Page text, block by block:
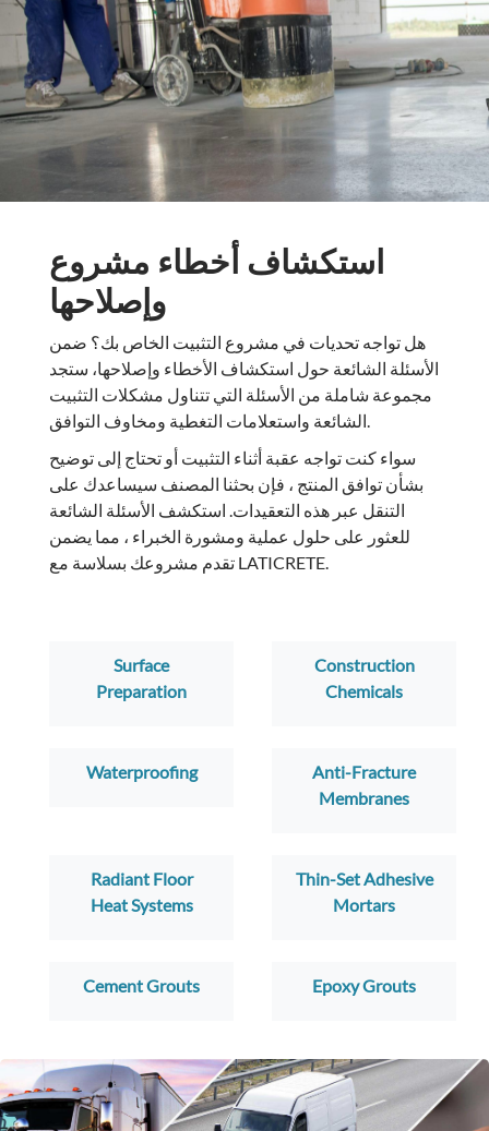
استكشاف أخطاء مشروع
وإصلاحها
هل تواجه تحديات في مشروع التثبيت الخاص بك؟ ضمن
الأسئلة الشائعة حول استكشاف الأخطاء وإصلاحها، ستجد
مجموعة شاملة من الأسئلة التي تتناول مشكلات التثبيت
الشائعة واستعلامات التغطية ومخاوف التوافق.
سواء كنت تواجه عقبة أثناء التثبيت أو تحتاج إلى توضيح
بشأن توافق المنتج ، فإن بحثنا المصنف سيساعدك على
التنقل عبر هذه التعقيدات. استكشف الأسئلة الشائعة
للعثور على حلول عملية ومشورة الخبراء ، مما يضمن
تقدم مشروعك بسلاسة مع LATICRETE.
Surface
Preparation
Construction
Chemicals
Waterproofing
Anti-Fracture
Membranes
Radiant Floor
Heat Systems
Thin-Set Adhesive
Mortars
Cement Grouts Epoxy Grouts